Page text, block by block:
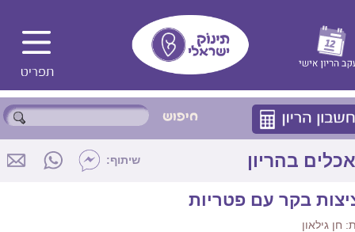
בהריון שיתוף:
בקר עם פטריות
חן גילאון